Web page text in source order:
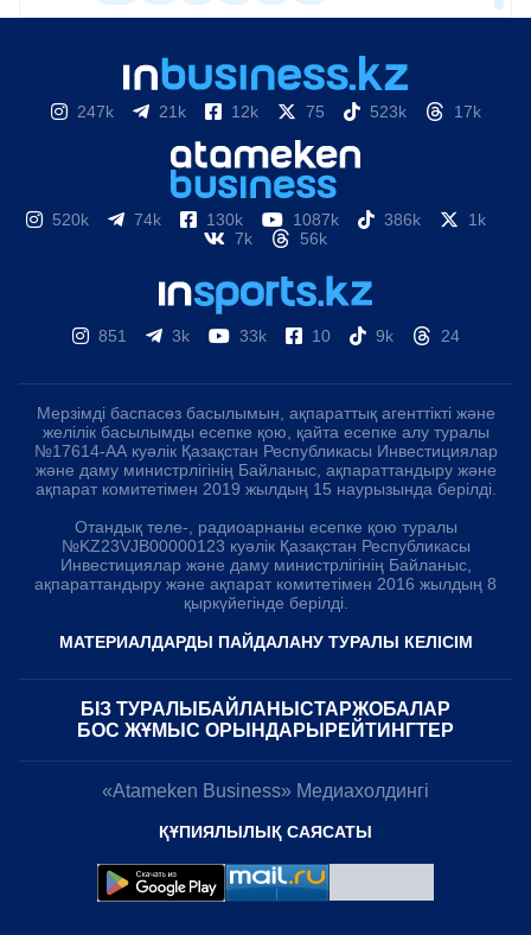
247k 21k 12k 75 523k 17k
520k 74k 130k 1087k 386k
1k
7k
56k
851 3k 33k 10 9k 24
Мерзімді баспасөз басылымын, ақпараттық агенттікті және
желілік басылымды есепке қою, қайта есепке алу туралы
№17614-АА куәлік Қазақстан Республикасы Инвестициялар
және даму министрлігінің Байланыс, ақпараттандыру және
ақпарат комитетімен 2019 жылдың 15 наурызында берілді.
Отандық теле-, радиоарнаны есепке қою туралы
№KZ23VJB00000123 куәлік Қазақстан Республикасы
Инвестициялар және даму министрлігінің Байланыс,
ақпараттандыру және ақпарат комитетімен 2016 жылдың 8
қыркүйегінде берілді.
МАТЕРИАЛДАРДЫ ПАЙДАЛАНУ ТУРАЛЫ КЕЛІСІМ
БІЗ ТУРАЛЫ БАЙЛАНЫСТАРЖОБАЛАР
БОС ЖҰМЫС ОРЫНДАРЫ РЕЙТИНГТЕР
«Atameken Business» Медиахолдингі
ҚҰПИЯЛЫЛЫҚ САЯСАТЫ